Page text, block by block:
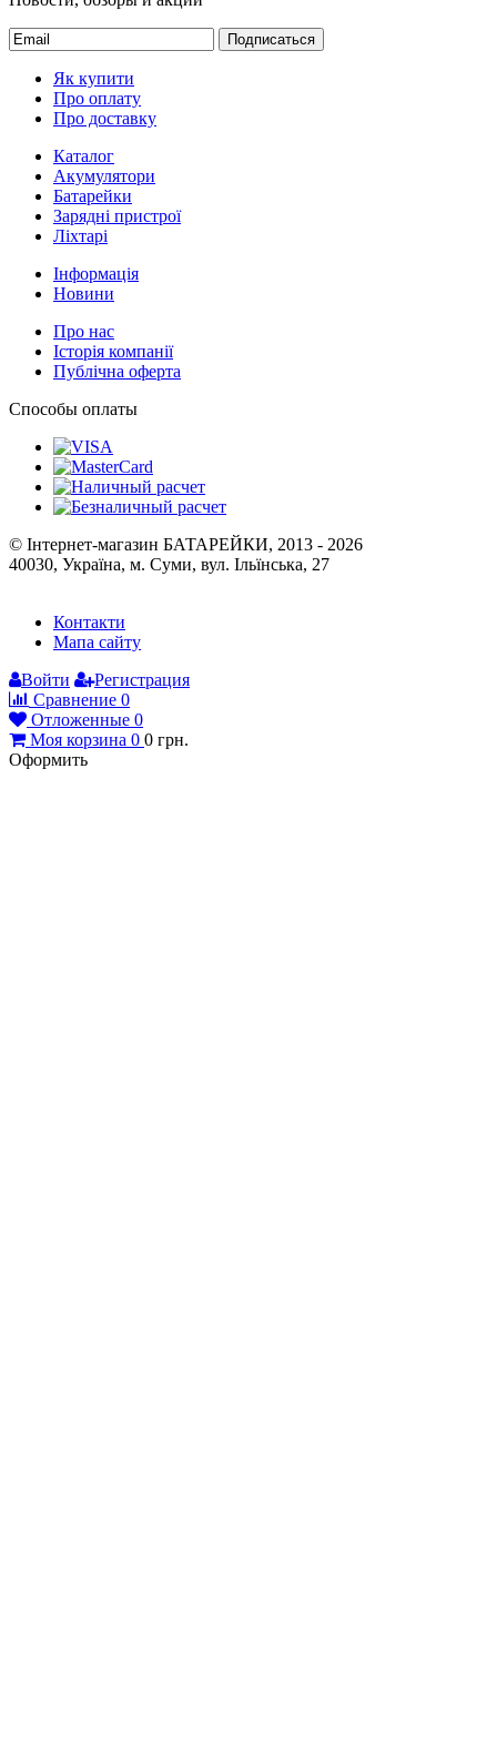
Каталог
Акумулятори
Зарядні пристрої
Ліхтарі
Інформація
Новини
Про нас
Історія компанії
Способы оплаты
© Інтернет-магазин БАТАРЕЙКИ, 2013 - 2026
40030, Україна, м. Суми, вул. Ільїнська, 27
Контакти
Войти
Регистрация
Сравнение 0
Моя корзина 0 0 грн.
Оформить